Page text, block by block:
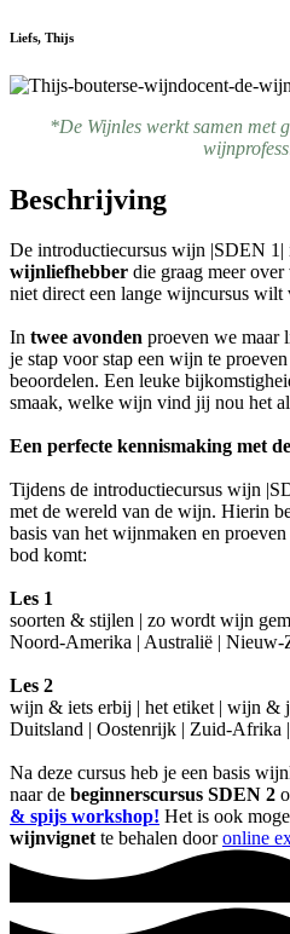
Liefs, Thijs
*De Wijnles werkt samen met
Beschrijving
De introductiecursus wijn |SDEN 1|
wijnliefhebber die graag meer
niet direct een lange wijncursus wilt
In twee avonden proeven we maar
je stap voor stap een wijn te
beoordelen. Een leuke
smaak, welke wijn vind jij nou het
Een perfecte kennismaking met
Tijdens de introductiecursus wijn
met de wereld van de wijn. Hierin
basis van het wijnmaken en
bod komt:
Les 1
soorten & stijlen | zo wordt wijn
Noord-Amerika | Australië | Nieuw-
Les 2
wijn & iets erbij | het etiket | wijn &
Duitsland | Oostenrijk | Zuid-Afrika
Na deze cursus heb je een basis
naar de beginnerscursus SDEN 2
& spijs workshop! Het is ook
wijnvignette behalen dooronline